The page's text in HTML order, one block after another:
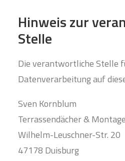
Hinweis zur
Stelle
Die verantwortliche Stelle
Datenverarbeitung auf
Sven Kornblum
Terrassendächer & Montage
Wilhelm-Leuschner-Str. 20
47178 Duisburg